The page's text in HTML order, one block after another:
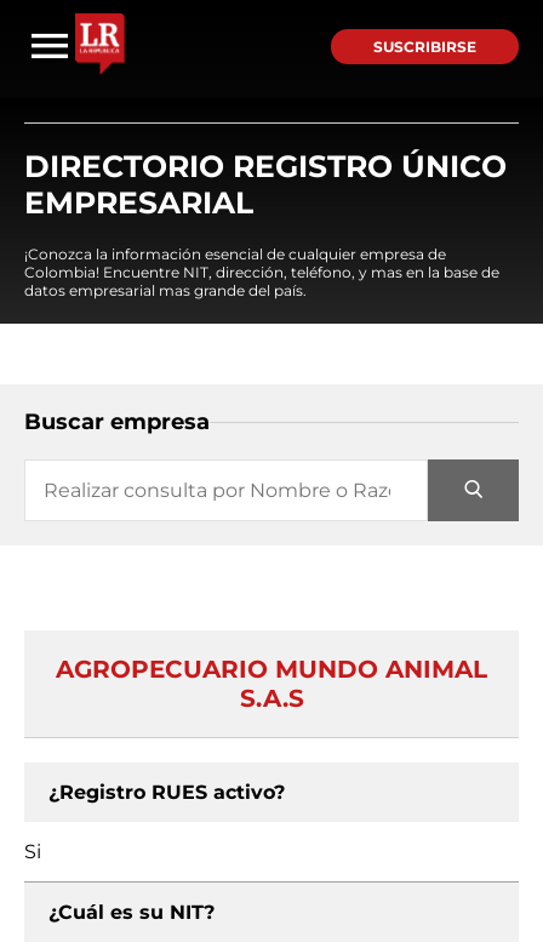
SUSCRIBIRSE
DIRECTORIO REGISTRO ÚNICO
EMPRESARIAL
¡Conozca la información esencial de cualquier empresa de
Colombia! Encuentre NIT, dirección, teléfono, y mas en la base de
datos empresarial mas grande del país.
Buscar empresa
AGROPECUARIO MUNDO ANIMAL
S.A.S
¿Registro RUES activo?
Si
¿Cuál es su NIT?